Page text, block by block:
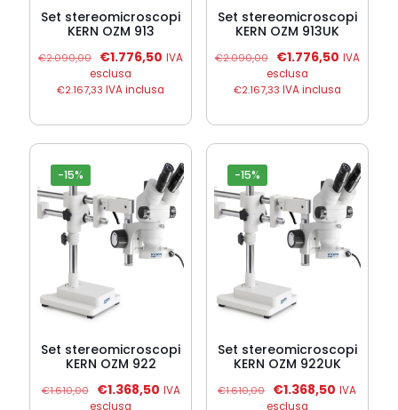
Set stereomicroscopi
KERN OZM 913
€2.090,00
Il
prezzo
originale
€1.776,50 Il
attuale
€1.776,50.
IVA
esclusa
€2.167,33 IVA inclusa
Set stereomicroscopi
KERN OZM 913UK
€2.090,00
Il
prezzo
originale
€1.776,50Il
attuale
IVA
esclusa
€2.167,33 IVA inclusa
-15%
Set stereomicroscopi
KERN OZM 922
€1.610,00
Il
prezzo
€1.368,50IlIVA
esclusa
-15%
Set stereomicroscopi
KERN OZM 922UK
€1.610,00
Il
prezzo
€1.368,50 IlIVA
esclusa